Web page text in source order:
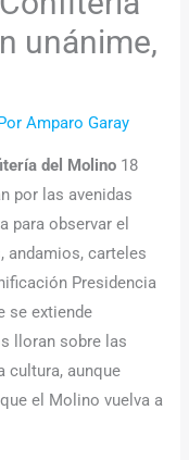
unánime,
Amparo Garay
del Molino 18
por las avenidas
para observar el
andamios, carteles
Presidencia
se extiende
lloran sobre las
cultura, aunque
el Molino vuelva a